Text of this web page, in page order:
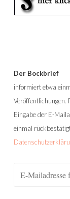
Der Bockbrief
informiert etwa
Veröffentlichungen.
Eingabe der E-
einmal